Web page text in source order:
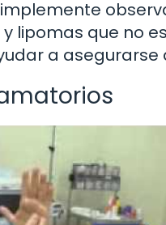
lipomas que no
a